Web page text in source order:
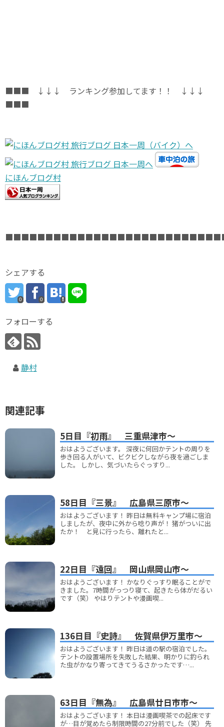
■■■ ↓↓↓ ランキング参加してます！！ ↓↓↓
■■■
にほんブログ村
シェアする
0 0
フォローする
静村
関連記事
5日目『初雨』 三重県津市～
おはようございます。 深夜に何回かテントの周りを
歩き回る人がいて、ビクビクしながら夜を過ごしま
した。 しかし、気づいたらぐっすり...
58日目『三景』 広島県三原市～
おはようございます！ 昨日は無料キャンプ場に宿泊
しましたが、夜中に外から唸り声が！ 猪がついに出
たか！ と見に行ったら、離れたと...
22日目『遠回』 岡山県岡山市～
おはようございます！ かなりぐっすり眠ることがで
きました。7時間がっつり寝て、起きたら体がだるい
です（笑） やはりテントや漫画喫...
136日目『史詩』 佐賀県伊万里市～
おはようございます！ 昨日は道の駅の宿泊でした。
テントの設置場所を失敗した結果、明かりに釣られ
た虫がかなり寄ってきてうるさかったです…...
63日目『無為』 広島県廿日市市～
おはようございます！ 本日は漫画喫茶での起床です
が…目が覚めたら制限時間の27分前でした（笑） 先